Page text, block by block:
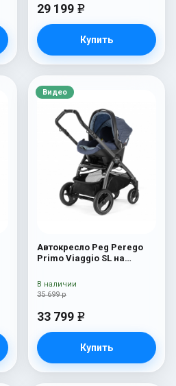
29 199 e
Купить
Видео
Автокресло Peg Perego
Primo Viaggio SL на
White/Black) Blue Denim
35 699 р
33 799 e
Купить
В наличии